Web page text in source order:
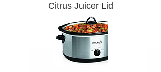
Citrus Juicer Lid